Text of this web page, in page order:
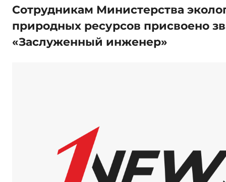
Сотрудникам Министерства
природных ресурсов присвоено
«Заслуженный инженер»